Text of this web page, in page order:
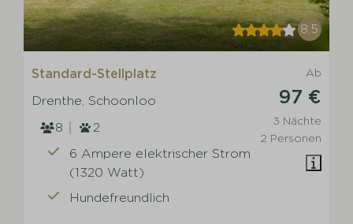
8,5
Ab
97 €
3 Nächte
2 Personen
Standard-Stellplatz
Drenthe, Schoonloo
8
2
6 Ampere elektrischer Strom
(1320 Watt)
Hundefreundlich